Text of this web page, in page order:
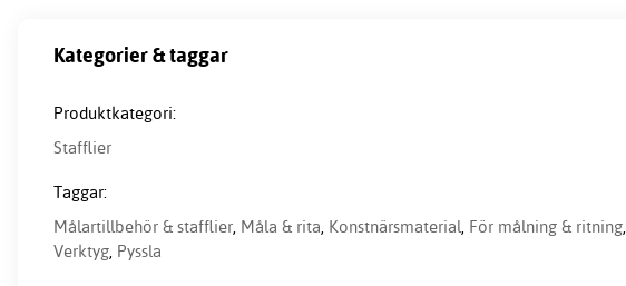
Kategorier & taggar
Produktkategori:
Stafflier
Taggar:
Målartillbehör & stafflier, Måla & rita, Konstnärsmaterial, För målning & ritning,
Verktyg, Pyssla